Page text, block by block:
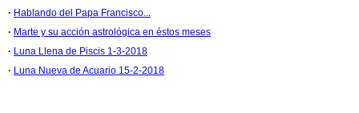
· Hablando del Papa Francisco...
· Marte y su acción astrológica en éstos meses
· Luna Llena de Piscis 1-3-2018
· Luna Nueva de Acuario 15-2-2018